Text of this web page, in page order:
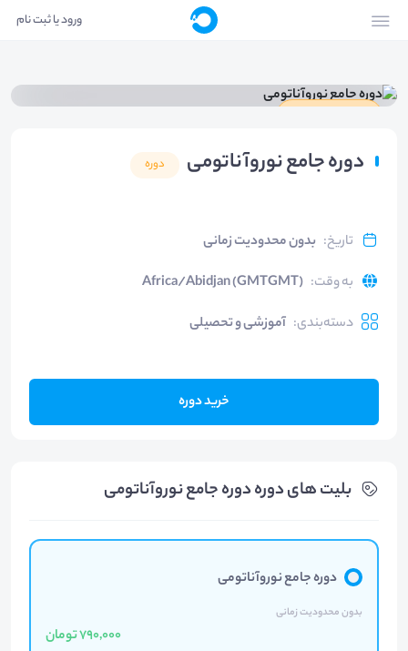
ورود یا ثبت نام
دوره جامع نوروآناتومی دوره
تاریخ: بدون محدودیت زمانی
به وقت:
Africa/Abidjan (GMTGMT)
دسته‌بندی: آموزشی و تحصیلی
خرید دوره
بلیت های دوره دوره جامع نوروآناتومی
دورە جامع نوروآناتومی
بدون محدودیت زمانی
790,000 تومان